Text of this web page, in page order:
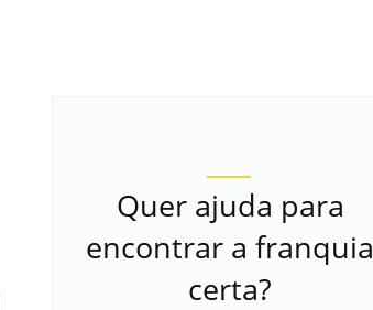
Quer ajuda para
encontrar a franquia
certa?